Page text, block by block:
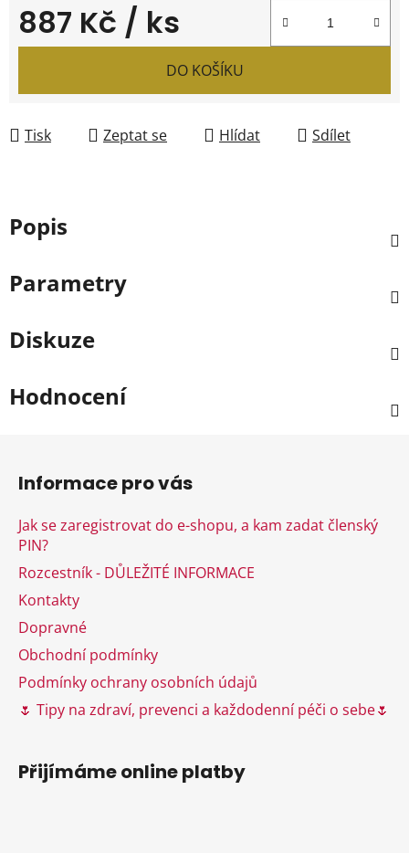
887 Kč / ks
Měrná cena:
DO KOŠÍKU
Tisk Zeptat se Hlídat Sdílet
Popis
Parametry
Diskuze
Hodnocení
Informace pro vás
Jak se zaregistrovat do e-shopu, a kam zadat členský
PIN?
Rozcestník - DŮLEŽITÉ INFORMACE
Kontakty
Dopravné
Obchodní podmínky
Podmínky ochrany osobních údajů
🌷 Tipy na zdraví, prevenci a každodenní péči o sebe🌷
Přijímáme online platby